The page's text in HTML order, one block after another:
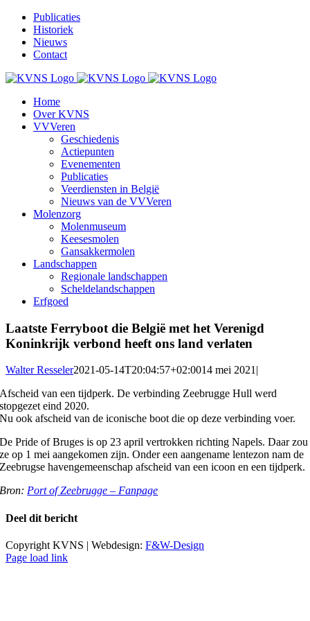
naar
inhoud
Publicaties
Historiek
Nieuws
Contact
Home
Over KVNS
VVVeren
Geschiedenis
Actiepunten
Evenementen
Publicaties
Veerdiensten in België
Nieuws van de VVVeren
Molenzorg
Molenmuseum
Keesesmolen
Gansakkermolen
Landschappen
Regionale landschappen
Scheldelandschappen
Erfgoed
Laatste Ferryboot die België met het Verenigd
Koninkrijk verbond heeft ons land verlaten
Walter Resseler2021-05-14T20:04:57+02:0014 mei 2021|
Afscheid van een tijdperk. De verbinding Zeebrugge Hull werd
stopgezet eind 2020.
Nu ook afscheid van de iconische boot die op deze verbinding voer.
De Pride of Bruges is op 23 april vertrokken richting Napels. Daar zou
ze op 1 mei aangekomen zijn. Onder een aangename lentezon nam de
Zeebrugse havengemeenschap afscheid van een icoon en een tijdperk.
Bron:Port of Zeebrugge – Fanpage
Deel dit bericht
Facebook
X
LinkedIn
Pinterest
E-
mail
Copyright KVNS | Webdesign: F&W-Design
Page load link